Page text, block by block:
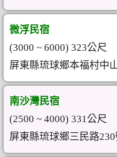
微浮民宿
(3000 ~ 6000) 323公尺
屏東縣琉球鄉本福村中
南沙灣民宿
(2500 ~ 4000) 331公尺
屏東縣琉球鄉三民路